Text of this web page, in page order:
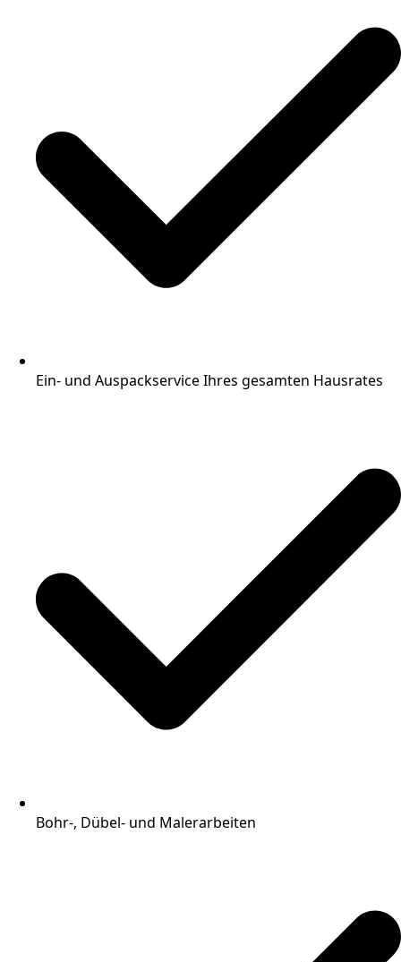
Ein- und Auspackservice Ihres gesamten Hausrates
Bohr-, Dübel- und Malerarbeiten